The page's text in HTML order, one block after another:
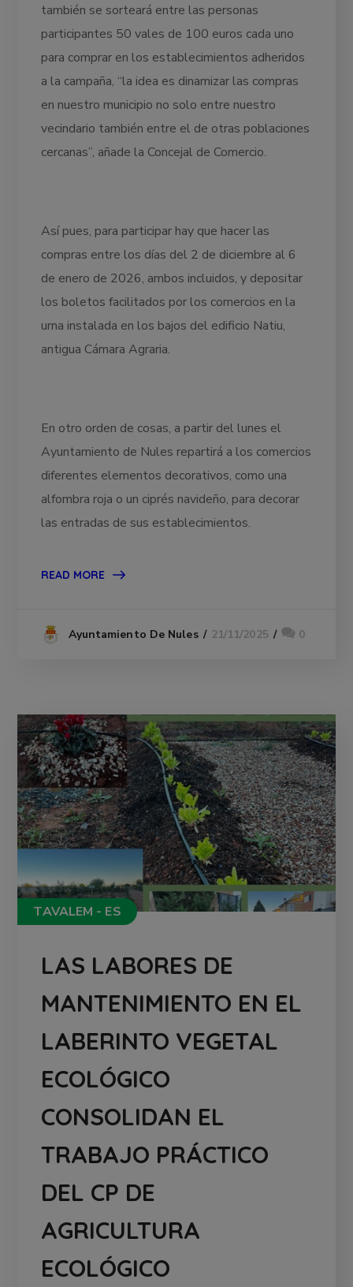
también se sorteará entre las personas
participantes 50 vales de 100 euros cada uno
para comprar en los establecimientos adheridos
a la campaña, “la idea es dinamizar las compras
en nuestro municipio no solo entre nuestro
vecindario también entre el de otras poblaciones
cercanas”, añade la Concejal de Comercio.
Así pues, para participar hay que hacer las
compras entre los días del 2 de diciembre al 6
de enero de 2026, ambos incluidos, y depositar
los boletos facilitados por los comercios en la
urna instalada en los bajos del edificio Natiu,
antigua Cámara Agraria.
En otro orden de cosas, a partir del lunes el
Ayuntamiento de Nules repartirá a los comercios
diferentes elementos decorativos, como una
alfombra roja o un ciprés navideño, para decorar
las entradas de sus establecimientos.
READ MORE
Ayuntamiento De Nules 21/11/2025 0
TAVALEM - ES
LAS LABORES DE
MANTENIMIENTO EN EL
LABERINTO VEGETAL
ECOLÓGICO
CONSOLIDAN EL
TRABAJO PRÁCTICO
DEL CP DE
AGRICULTURA
ECOLÓGICO